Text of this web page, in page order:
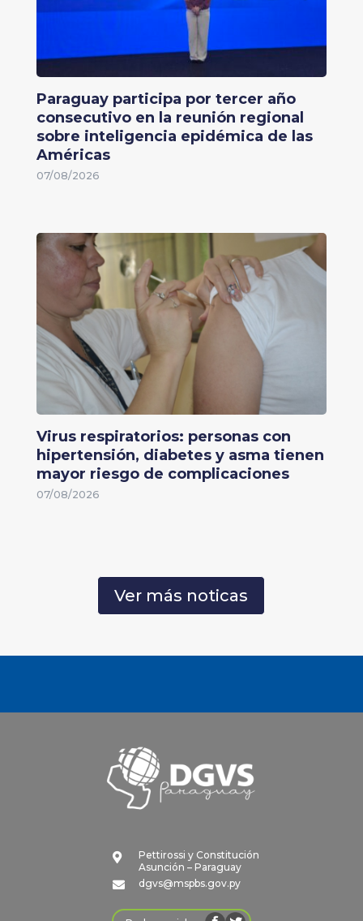
Paraguay participa por tercer año
consecutivo en la reunión regional
sobre inteligencia epidémica de las
Américas
07/08/2026
Virus respiratorios: personas con
hipertensión, diabetes y asma tienen
mayor riesgo de complicaciones
07/08/2026
Ver más noticas

Pettirossi y Constitución
Asunción – Paraguay

dgvs@mspbs.gov.py